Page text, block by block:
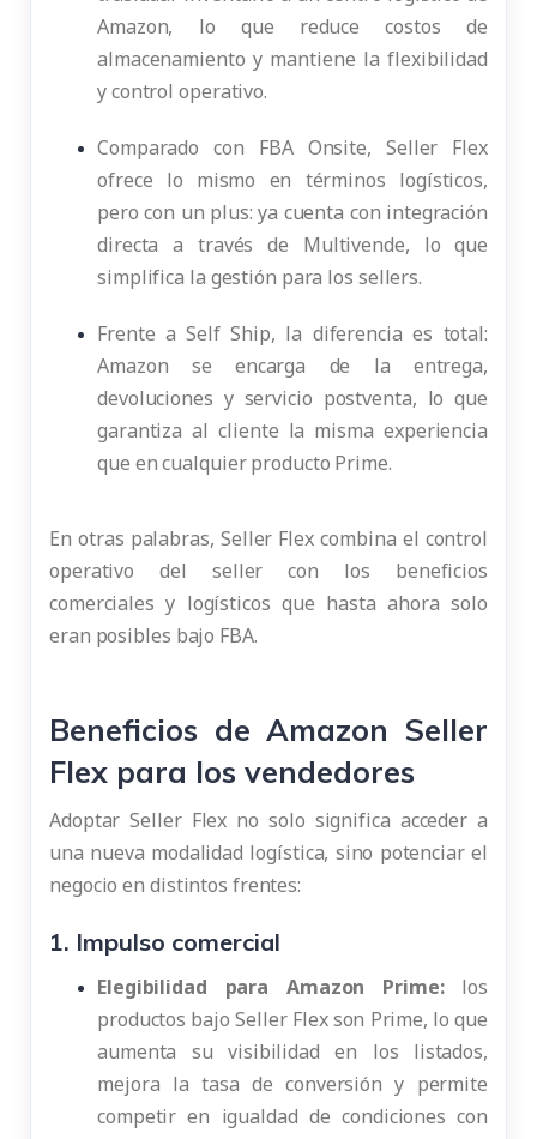
Amazon, lo que reduce costos de
almacenamiento y mantiene la flexibilidad
y control operativo.
Comparado con FBA Onsite, Seller Flex
ofrece lo mismo en términos logísticos,
pero con un plus: ya cuenta con integración
directa a través de Multivende, lo que
simplifica la gestión para los sellers.
Frente a Self Ship, la diferencia es total:
Amazon se encarga de la entrega,
devoluciones y servicio postventa, lo que
garantiza al cliente la misma experiencia
que en cualquier producto Prime.
En otras palabras, Seller Flex combina el control
operativo del seller con los beneficios
comerciales y logísticos que hasta ahora solo
eran posibles bajo FBA.
Beneficios de Amazon Seller
Flex para los vendedores
Adoptar Seller Flex no solo significa acceder a
una nueva modalidad logística, sino potenciar el
negocio en distintos frentes:
1. Impulso comercial
Elegibilidad para Amazon Prime:los
productos bajo Seller Flex son Prime, lo que
aumenta su visibilidad en los listados,
mejora la tasa de conversión y permite
competir en igualdad de condiciones con